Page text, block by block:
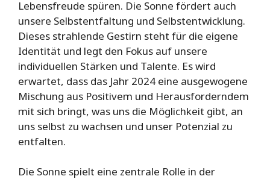
Lebensfreude spüren. Die Sonne fördert auch
unsere Selbstentfaltung und Selbstentwicklung.
Dieses strahlende Gestirn steht für die eigene
Identität und legt den Fokus auf unsere
individuellen Stärken und Talente. Es wird
erwartet, dass das Jahr 2024 eine ausgewogene
Mischung aus Positivem und Herausforderndem
mit sich bringt, was uns die Möglichkeit gibt, an
uns selbst zu wachsen und unser Potenzial zu
entfalten.
Die Sonne spielt eine zentrale Rolle in der